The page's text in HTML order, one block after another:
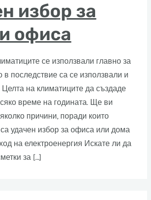
избор за
офиса
се използвали главно за
в последствие са се използвали и
Целта на климатиците да създаде
време на годината. Ще ви
причини, поради които
удачен избор за офиса или дома
на електроенергия Искате ли да
за […]